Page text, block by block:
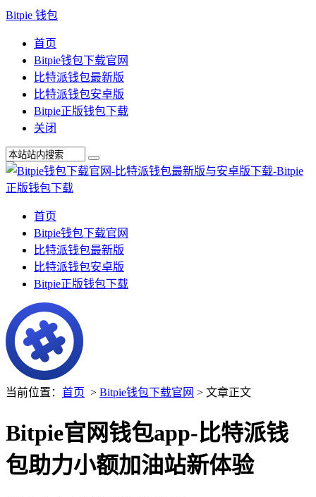
Bitpie 钱包
首页
Bitpie钱包下载官网
比特派钱包最新版
比特派钱包安卓版
Bitpie正版钱包下载
关闭
首页
Bitpie钱包下载官网
比特派钱包最新版
比特派钱包安卓版
Bitpie正版钱包下载
当前位置： 首页 > Bitpie钱包下载官网 > 文章正文
Bitpie官网钱包app-比特派钱
包助力小额加油站新体验